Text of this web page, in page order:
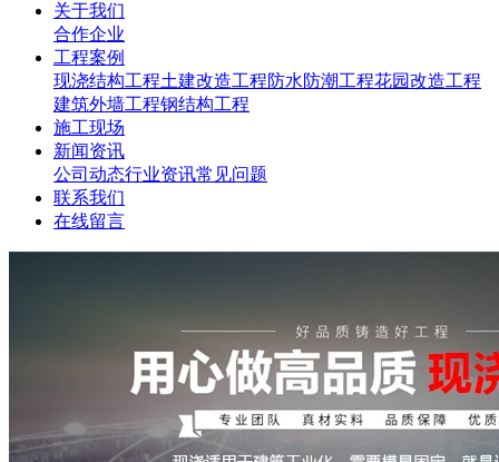
关于我们
合作企业
工程案例
现浇结构工程土建改造工程防水防潮工程花园改造工程
建筑外墙工程钢结构工程
施工现场
新闻资讯
公司动态行业资讯常见问题
联系我们
在线留言